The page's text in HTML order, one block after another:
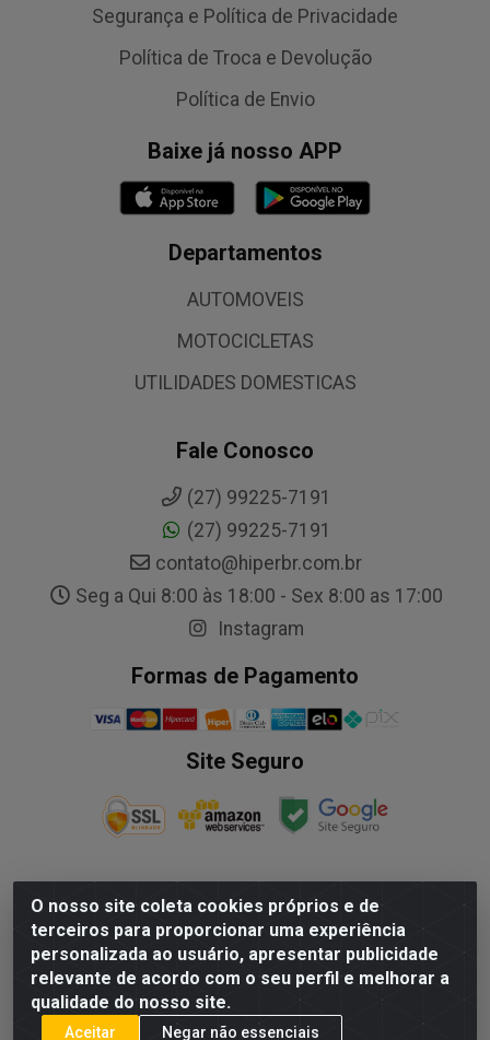
O nosso site coleta cookies próprios e de
terceiros para proporcionar uma experiência
personalizada ao usuário, apresentar publicidade
relevante de acordo com o seu perfil e melhorar a
qualidade do nosso site.
Aceitar Negar não essenciais
Segurança e Política de Privacidade
Política de Troca e Devolução
Política de Envio
Baixe já nosso APP
Departamentos
AUTOMOVEIS
MOTOCICLETAS
UTILIDADES DOMESTICAS
Fale Conosco
(27) 99225-7191
(27) 99225-7191
contato@hiperbr.com.br
Seg a Qui 8:00 às 18:00 - Sex 8:00 as 17:00
Instagram
Formas de Pagamento
Site Seguro
NALESSO DISTRIBUIDORA DE AUTO PECAS LTDA - Rua
Paulo Afonso, nº10 Galpão 03 SL 1 - Alecrim - Vila
Velha/ES - CEP 29.118-033 - CNPJ: 29.722.419/0003-09